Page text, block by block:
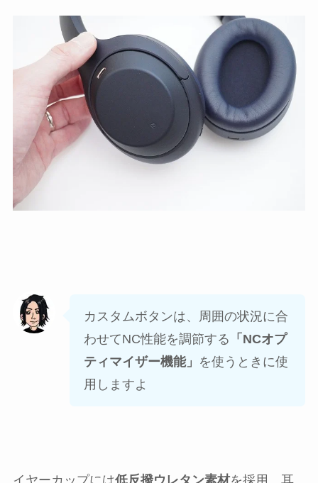
カスタムボタンは、周囲の状況に合
わせてNC性能を調節する 「NCオプ
ティマイザー機能」 を使うときに使
用しますよ